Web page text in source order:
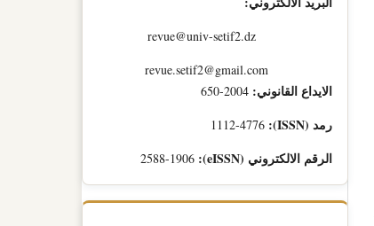
الايداع القانوني:
رمد (ISSN):
الرقم الالكتروني (eISSN):